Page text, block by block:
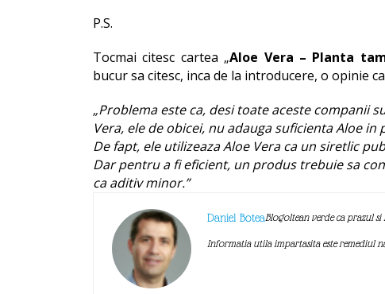
P.S.
Tocmai citesc cartea „Aloe Vera – Planta
bucur sa citesc, inca de la introducere, o opinie
„Problema este ca, desi toate aceste companii
Vera, ele de obicei, nu adauga suficienta Aloe in
De fapt, ele utilizeaza Aloe Vera ca un siretlic
Dar pentru a fi eficient, un produs trebuie sa
ca aditiv minor.”
Daniel BoteaBlogoltean verde ca prazul si
Informatia utila impartasita este remediul